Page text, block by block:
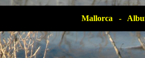
Mallorca -